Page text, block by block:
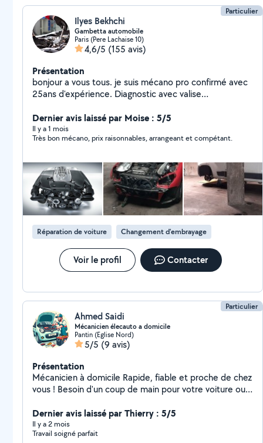
Particulier
Ilyes Bekhchi
Gambetta automobile
Paris (Pere Lachaise 10)
4,6/5 (155 avis)
Présentation
bonjour a vous tous. je suis mécano pro confirmé avec
25ans d'expérience. Diagnostic avec valise
de voiture.TIKTOK ( lemecanoducoin )
Dernier avis laissé par Moise : 5/5
Il y a 1 mois
Très bon mécano, prix raisonnables, arrangeant et compétant.
Réparation de voiture Changement d'embrayage
Voir le profil Contacter
Particulier
Ahmed Saidi
Mécanicien élecauto a domicile
Pantin (Eglise Nord)
5/5 (9 avis)
Présentation
Mécanicien à domicile Rapide, fiable et proche de chez
vous ! Besoin d'un coup de main pour votre voiture ou
sérieux, réactif et équipé pour intervenir directement
chez vous. Que ce soit pour une panne, un diagnostic
ou des réparations plus complexes, je m'adapte à vos
Dernier avis laissé par Thierry : 5/5
Il y a 2 mois
Travail soigné parfait